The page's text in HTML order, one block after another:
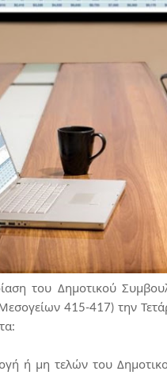
του Δημοτικού
415-417) την
ή μη τελών του